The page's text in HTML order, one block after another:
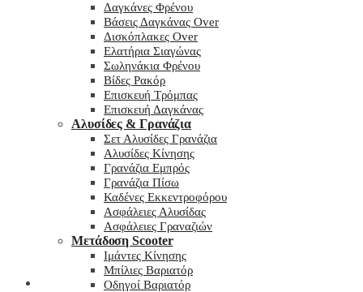
My wishlist
Δαγκάνες Φρένου
Βάσεις Δαγκάνας Over
Δισκόπλακες Over
Ελατήρια Σιαγώνας
Σωληνάκια Φρένου
Βίδες Ρακόρ
Επισκευή Τρόμπας
Επισκευή Δαγκάνας
Αλυσίδες & Γρανάζια
Σετ Αλυσίδες Γρανάζια
Αλυσίδες Κίνησης
Γρανάζια Εμπρός
Γρανάζια Πίσω
Καδένες Εκκεντροφόρου
Ασφάλειες Αλυσίδας
Ασφάλειες Γραναζιών
Μετάδοση Scooter
Ιμάντες Κίνησης
Μπίλιες Βαριατόρ
Οδηγοί Βαριατόρ